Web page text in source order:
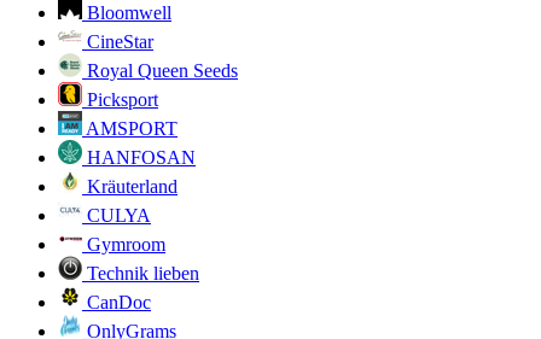
Bloomwell
CineStar
Royal Queen Seeds
Picksport
AMSPORT
HANFOSAN
Kräuterland
CULYA
Gymroom
Technik lieben
CanDoc
OnlyGrams